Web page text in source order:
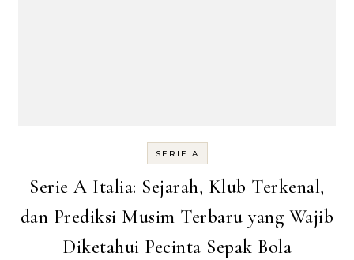
SERIE A
Serie A Italia: Sejarah, Klub Terkenal,
dan Prediksi Musim Terbaru yang Wajib
Diketahui Pecinta Sepak Bola